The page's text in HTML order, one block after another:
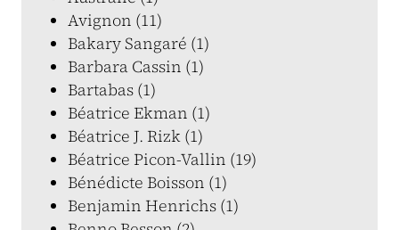
Avignon (11)
Bakary Sangaré (1)
Barbara Cassin (1)
Bartabas (1)
Béatrice Ekman (1)
Béatrice J. Rizk (1)
Béatrice Picon-Vallin (19)
Bénédicte Boisson (1)
Benjamin Henrichs (1)